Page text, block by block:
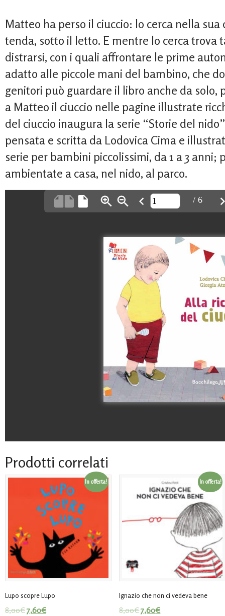
Matteo ha perso il ciuccio: lo cerca nella
tenda, sotto il letto. E mentre lo cerca trova
distrarsi, con i quali affrontare le prime
adatto alle piccole mani del bambino, che
genitori può guardare il libro anche da solo,
a Matteo il ciuccio nelle pagine illustrate
del ciuccio inaugura la serie “Storie del
pensata e scritta da Lodovica Cima e
serie per bambini piccolissimi, da 1 a 3 anni;
ambientate a casa, nel nido, al parco.
Prodotti correlati
In offerta!
Lupo scopre Lupo
8,00€7,60€
In offerta!
Ignazio che non ci vedeva bene
8,00€7,60€